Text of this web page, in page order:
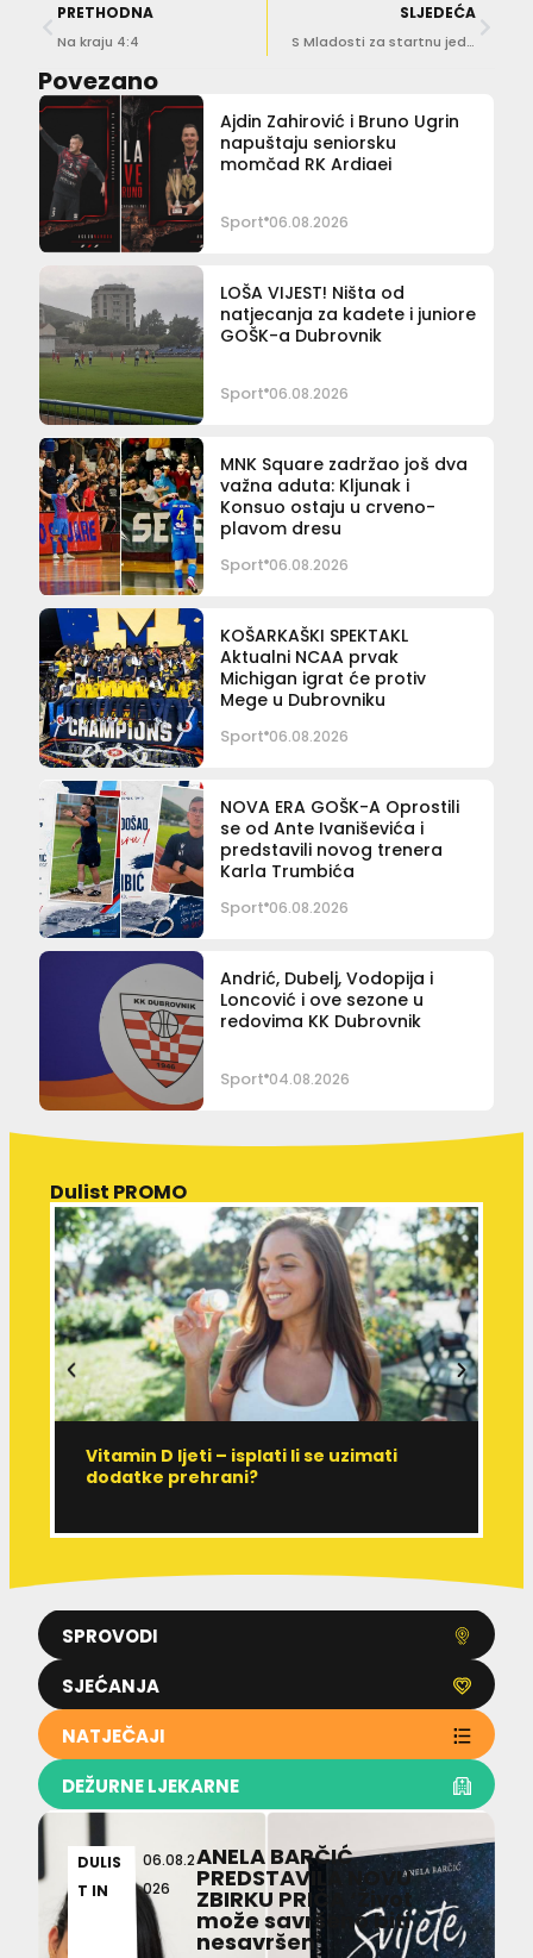
PRETHODNA
Na kraju 4:4
SLJEDEĆA
S Mladosti za startnu jedinicu!
Povezano
Ajdin Zahirović i Bruno Ugrin
napuštaju seniorsku
momčad RK Ardiaei
Sport 06.08.2026
LOŠA VIJEST! Ništa od
natjecanja za kadete i juniore
GOŠK-a Dubrovnik
Sport 06.08.2026
MNK Square zadržao još dva
važna aduta: Kljunak i
Konsuo ostaju u crveno-
plavom dresu
Sport 06.08.2026
KOŠARKAŠKI SPEKTAKL
Aktualni NCAA prvak
Michigan igrat će protiv
Mege u Dubrovniku
Sport 06.08.2026
NOVA ERA GOŠK-A Oprostili
se od Ante Ivaniševića i
predstavili novog trenera
Karla Trumbića
Sport 06.08.2026
Andrić, Dubelj, Vodopija i
Loncović i ove sezone u
redovima KK Dubrovnik
Sport 04.08.2026
SPROVODI
SJEĆANJA
NATJEČAJI
DEŽURNE LJEKARNE
Dulist PROMO
Vitamin D ljeti – isplati li se uzimati
dodatke prehrani?
DULIS
T IN
06.08.2
026
ANELA BARČIĆ
PREDSTAVILA NOVU
ZBIRKU PRIČA ‘Život
može savršeno biti
nesavršen’